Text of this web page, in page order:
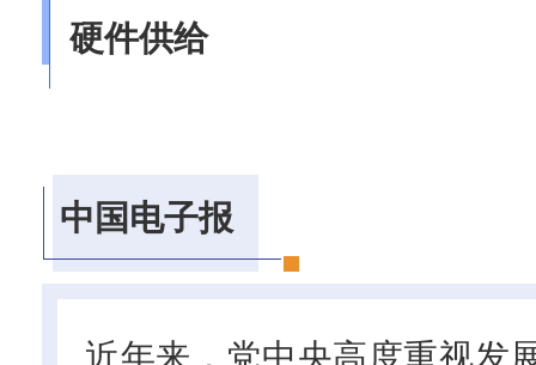
硬件供给
中国电子报
近年来，党中央高度重视发